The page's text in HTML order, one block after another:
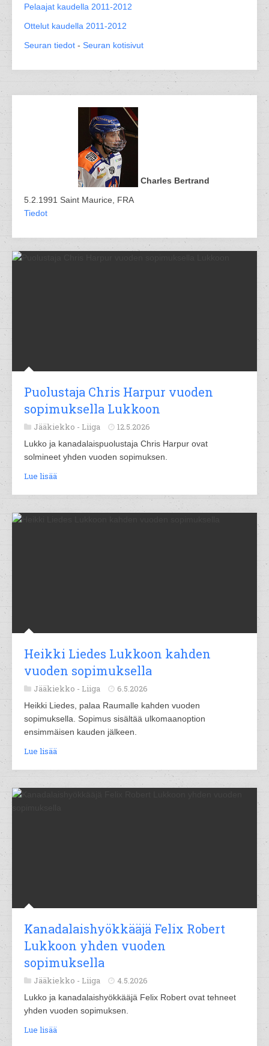
Pelaajat kaudella 2011-2012
Ottelut kaudella 2011-2012
Seuran tiedot - Seuran kotisivut
Charles Bertrand
5.2.1991 Saint Maurice, FRA
Tiedot
Puolustaja Chris Harpur vuoden
sopimuksella Lukkoon
Jääkiekko - Liiga 12.5.2026
Lukko ja kanadalaispuolustaja Chris Harpur ovat
solmineet yhden vuoden sopimuksen.
Lue lisää
Heikki Liedes Lukkoon kahden
vuoden sopimuksella
Jääkiekko - Liiga 6.5.2026
Heikki Liedes, palaa Raumalle kahden vuoden
sopimuksella. Sopimus sisältää ulkomaanoption
ensimmäisen kauden jälkeen.
Lue lisää
Kanadalaishyökkääjä Felix Robert
Lukkoon yhden vuoden
sopimuksella
Jääkiekko - Liiga 4.5.2026
Lukko ja kanadalaishyökkääjä Felix Robert ovat tehneet
yhden vuoden sopimuksen.
Lue lisää